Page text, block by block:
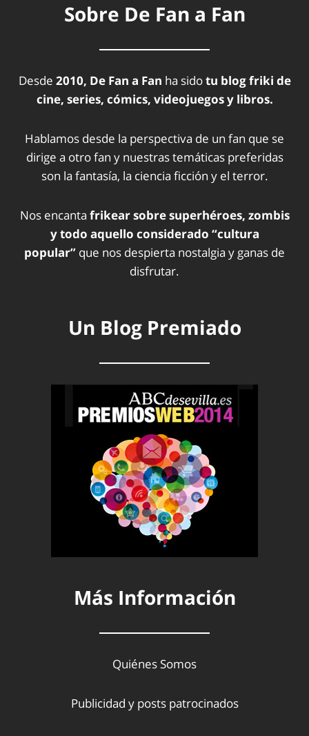
Sobre De Fan a Fan
Desde 2010, De Fan a Fan ha sidotu blog friki de
cine, series, cómics, videojuegos y libros.
Hablamos desde la perspectiva de un fan que se
dirige a otro fan y nuestras temáticas preferidas
son la fantasía, la ciencia ficción y el terror.
Nos encanta frikear sobre superhéroes, zombis
y todo aquello considerado “cultura
popular” que nos despierta nostalgia y ganas de
disfrutar.
Un Blog Premiado
Más Información
Quiénes Somos
Publicidad y posts patrocinados